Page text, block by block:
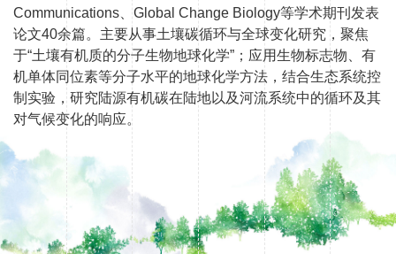
Communications、Global Change Biology等学术期刊发表
论文40余篇。主要从事土壤碳循环与全球变化研究，聚焦
于“土壤有机质的分子生物地球化学”；应用生物标志物、有
机单体同位素等分子水平的地球化学方法，结合生态系统控
制实验，研究陆源有机碳在陆地以及河流系统中的循环及其
对气候变化的响应。